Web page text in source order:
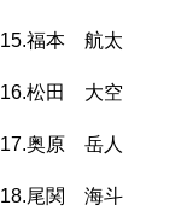
15.福本 航太
16.松田 大空
17.奥原 岳人
18.尾関 海斗